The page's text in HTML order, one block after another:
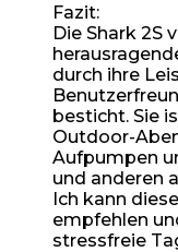
Fazit:
Die Shark 2S
durch ihre
besticht. Sie
Outdoor-
Aufpumpen
und anderen
Ich kann
empfehlen
stressfreie